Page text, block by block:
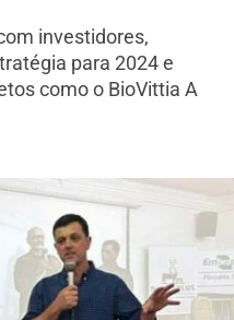
investidores,
para 2024 e
como o BioVittia A